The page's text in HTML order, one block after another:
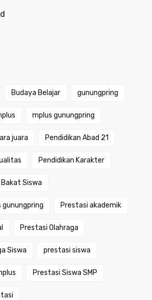
Budaya Belajar gunungpring
mplus gunungpring
juara Pendidikan Abad 21
Pendidikan Karakter
Siswa
gunungpring Prestasi akademik
Prestasi Olahraga
Siswa prestasi siswa
Prestasi Siswa SMP